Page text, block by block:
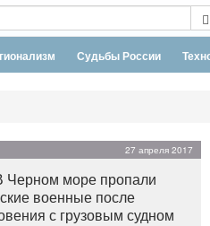
Судьбы России
27 апреля 2017
море пропали
военные после
с грузовым судном